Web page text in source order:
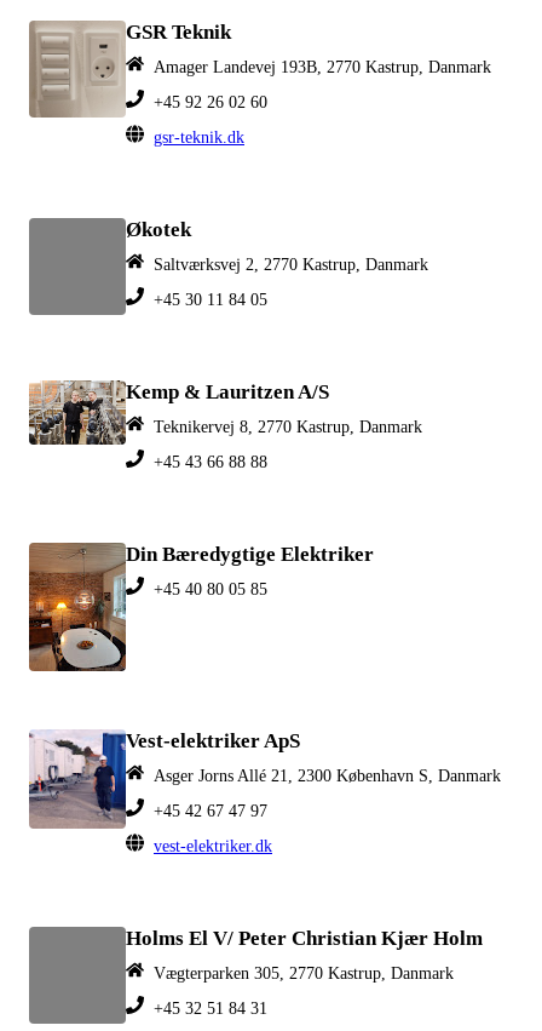
GSR Teknik
Amager Landevej 193B, 2770 Kastrup, Danmark
+45 92 26 02 60
gsr-teknik.dk
Økotek
Saltværksvej 2, 2770 Kastrup, Danmark
+45 30 11 84 05
Kemp & Lauritzen A/S
Teknikervej 8, 2770 Kastrup, Danmark
+45 43 66 88 88
Din Bæredygtige Elektriker
+45 40 80 05 85
Vest-elektriker ApS
Asger Jorns Allé 21, 2300 København S, Danmark
+45 42 67 47 97
vest-elektriker.dk
Holms El V/ Peter Christian Kjær Holm
Vægterparken 305, 2770 Kastrup, Danmark
+45 32 51 84 31